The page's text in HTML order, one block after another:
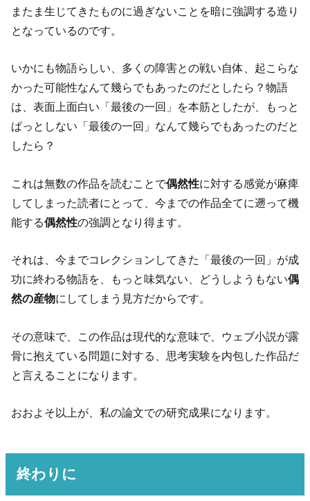
またま生じてきたものに過ぎないことを暗に強調する造り
となっているのです。
いかにも物語らしい、多くの障害との戦い自体、起こらな
かった可能性なんて幾らでもあったのだとしたら？物語
は、表面上面白い「最後の一回」を本筋としたが、もっと
ぱっとしない「最後の一回」なんて幾らでもあったのだと
したら？
これは無数の作品を読むことで偶然性に対する感覚が麻痺
してしまった読者にとって、今までの作品全てに遡って機
能する偶然性の強調となり得ます。
それは、今までコレクションしてきた「最後の一回」が成
功に終わる物語を、もっと味気ない、どうしようもない偶
然の産物にしてしまう見方だからです。
その意味で、この作品は現代的な意味で、ウェブ小説が露
骨に抱えている問題に対する、思考実験を内包した作品だ
と言えることになります。
おおよそ以上が、私の論文での研究成果になります。
終わりに